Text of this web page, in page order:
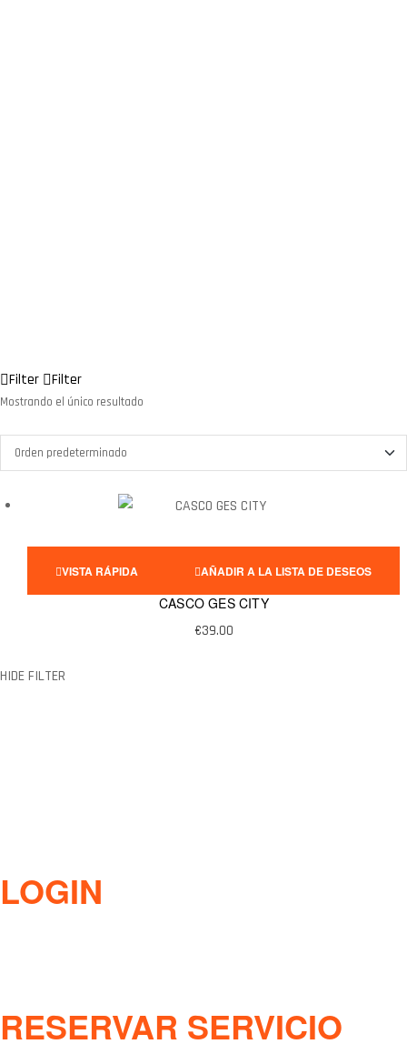
Filter Filter
Mostrando el único resultado
VISTA RÁPIDA AÑADIR A LA LISTA DE DESEOS
CASCO GES CITY
€39.00
HIDE FILTER
LOGIN
RESERVAR SERVICIO